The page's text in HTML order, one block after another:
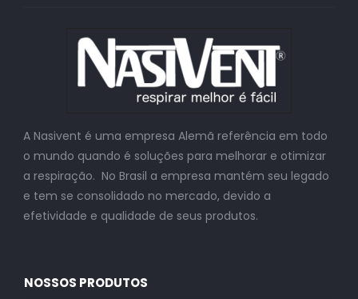
A Nasivent é uma empresa Alemã referência em todo
o mundo quando é soluções para melhorar e otimizar
a respiração. No Brasil a empresa mantém seu legado
e tem se consolidado no mercado, devido a
efetividade e qualidade de seus produtos.
NOSSOS PRODUTOS